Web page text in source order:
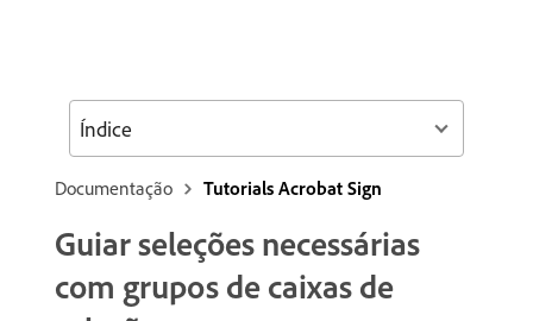
Documentação Tutorials Acrobat Sign
Guiar seleções necessárias
com grupos de caixas de
Índice